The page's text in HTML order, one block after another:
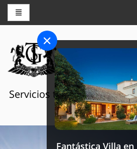
THE GRAND
Servicios turísticos de lujo
España
Fantástica Villa